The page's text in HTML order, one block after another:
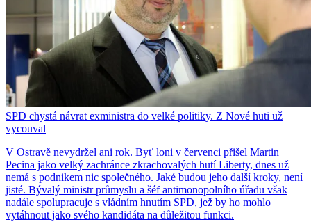
SPD chystá návrat exministra do velké politiky. Z Nové huti už
vycouval
V Ostravě nevydržel ani rok. Byť loni v červenci přišel Martin
Pecina jako velký zachránce zkrachovalých hutí Liberty, dnes už
nemá s podnikem nic společného. Jaké budou jeho další kroky, není
jisté. Bývalý ministr průmyslu a šéf antimonopolního úřadu však
nadále spolupracuje s vládním hnutím SPD, jež by ho mohlo
vytáhnout jako svého kandidáta na důležitou funkci.